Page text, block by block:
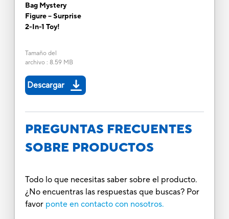
Bag Mystery
Figure -- Surprise
2-In-1 Toy!
Tamaño del
archivo: 8.59 MB
Descargar
PREGUNTAS FRECUENTES
SOBRE PRODUCTOS
Todo lo que necesitas saber sobre el producto.
¿No encuentras las respuestas que buscas? Por
favor ponte en contacto con nosotros.